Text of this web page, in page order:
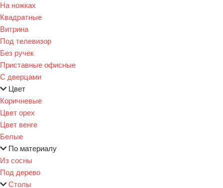
На ножках
Квадратные
Витрина
Под телевизор
Без ручек
Приставные офисные
С дверцами
Цвет
Коричневые
Цвет орех
Цвет венге
Белые
По материалу
Из сосны
Под дерево
Столы